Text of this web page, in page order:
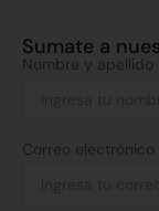
Sumate a
Nombre y apellido
Correo electrónico